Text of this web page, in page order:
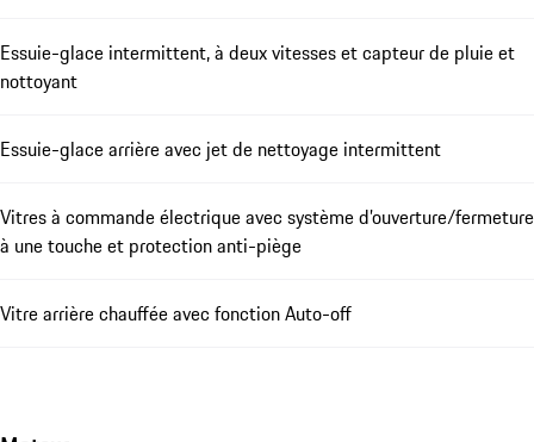
Essuie-glace intermittent, à deux vitesses et capteur de pluie et
nottoyant
Essuie-glace arrière avec jet de nettoyage intermittent
Vitres à commande électrique avec système d’ouverture/fermeture
à une touche et protection anti-piège
Vitre arrière chauffée avec fonction Auto-off